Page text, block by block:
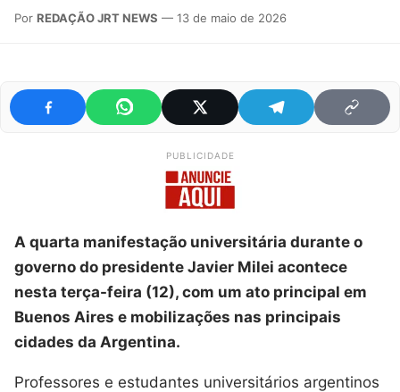
Por REDAÇÃO JRT NEWS — 13 de maio de 2026
PUBLICIDADE
A quarta manifestação universitária durante o
governo do presidente Javier Milei acontece
nesta terça-feira (12), com um ato principal em
Buenos Aires e mobilizações nas principais
cidades da Argentina.
Professores e estudantes universitários argentinos